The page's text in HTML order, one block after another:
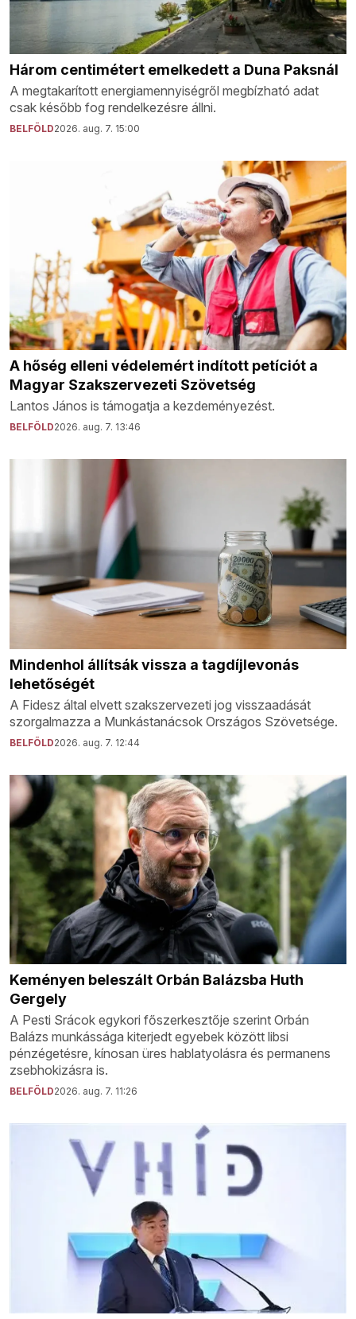
Három centimétert emelkedett a Duna Paksnál
A megtakarított energiamennyiségről megbízható adat
csak később fog rendelkezésre állni.
BELFÖLD2026. aug. 7. 15:00
A hőség elleni védelemért indított petíciót a
Magyar Szakszervezeti Szövetség
Lantos János is támogatja a kezdeményezést.
BELFÖLD2026. aug. 7. 13:46
Mindenhol állítsák vissza a tagdíjlevonás
lehetőségét
A Fidesz által elvett szakszervezeti jog visszaadását
szorgalmazza a Munkástanácsok Országos Szövetsége.
BELFÖLD2026. aug. 7. 12:44
Keményen beleszált Orbán Balázsba Huth
Gergely
A Pesti Srácok egykori főszerkesztője szerint Orbán
Balázs munkássága kiterjedt egyebek között libsi
pénzégetésre, kínosan üres hablatyolásra és permanens
zsebhokizásra is.
BELFÖLD2026. aug. 7. 11:26